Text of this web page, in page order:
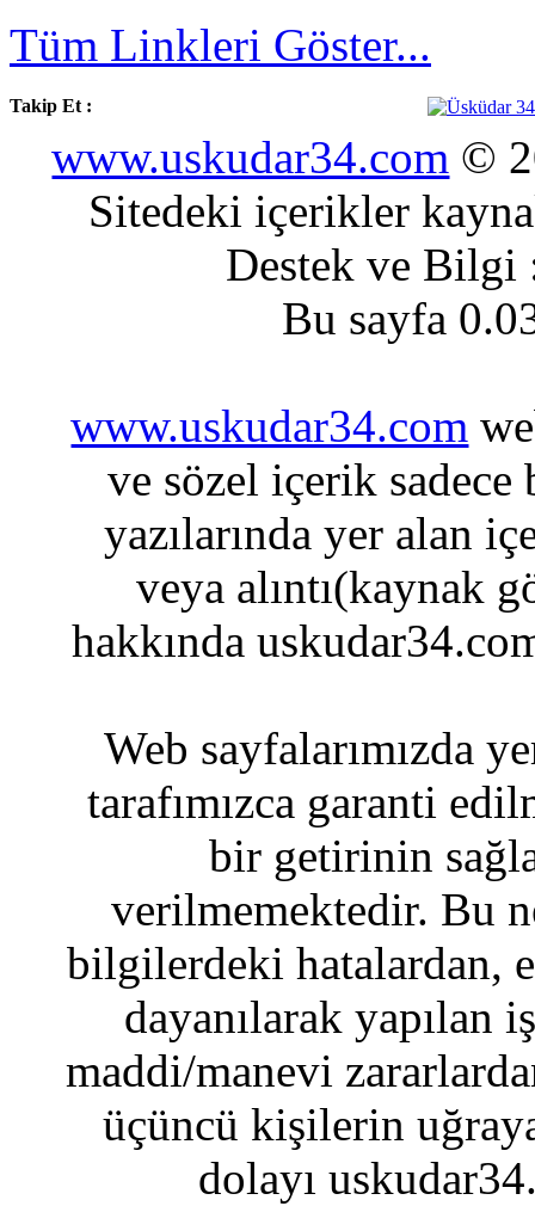
Tüm Linkleri Göster...
Takip Et :
www.uskudar34.com ©
Sitedeki içerikler
Destek ve
Bu sayfa
www.uskudar34.com
ve sözel içerik sadece
yazılarında yer alan
veya alıntı(kaynak
hakkında
Web sayfalarımızda
tarafımızca garanti
bir getirinin
verilmemektedir. Bu
bilgilerdeki hatalardan,
dayanılarak yapılan
maddi/manevi
üçüncü kişilerin
dolayı